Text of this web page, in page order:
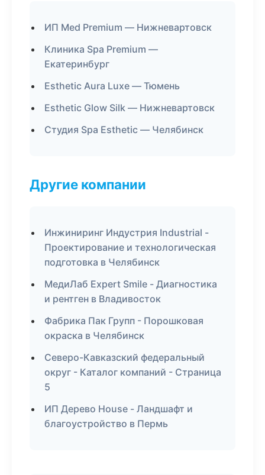
ИП Med Premium — Нижневартовск
Клиника Spa Premium —
Екатеринбург
Esthetic Aura Luxe — Тюмень
Esthetic Glow Silk — Нижневартовск
Студия Spa Esthetic — Челябинск
Другие компании
Инжиниринг Индустрия Industrial -
Проектирование и технологическая
подготовка в Челябинск
МедиЛаб Expert Smile - Диагностика
и рентген в Владивосток
Фабрика Пак Групп - Порошковая
окраска в Челябинск
Северо-Кавказский федеральный
округ - Каталог компаний - Страница
5
ИП Дерево House - Ландшафт и
благоустройство в Пермь